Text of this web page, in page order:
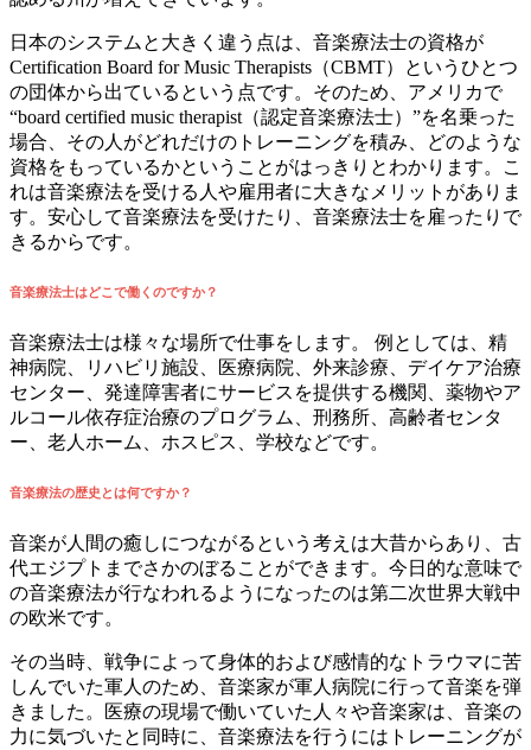
日本のシステムと大きく違う点は、音楽療法士の資格が
Certification Board for Music Therapists（CBMT）というひとつ
の団体から出ているという点です。そのため、アメリカで
“board certified music therapist（認定音楽療法士）”を名乗った
場合、その人がどれだけのトレーニングを積み、どのような
資格をもっているかということがはっきりとわかります。こ
れは音楽療法を受ける人や雇用者に大きなメリットがありま
す。安心して音楽療法を受けたり、音楽療法士を雇ったりで
きるからです。
音楽療法士はどこで働くのですか？
音楽療法士は様々な場所で仕事をします。 例としては、精
神病院、リハビリ施設、医療病院、外来診療、デイケア治療
センター、発達障害者にサービスを提供する機関、薬物やア
ルコール依存症治療のプログラム、刑務所、高齢者センタ
ー、老人ホーム、ホスピス、学校などです。
音楽療法の歴史とは何ですか？
音楽が人間の癒しにつながるという考えは大昔からあり、古
代エジプトまでさかのぼることができます。今日的な意味で
の音楽療法が行なわれるようになったのは第二次世界大戦中
の欧米です。
その当時、戦争によって身体的および感情的なトラウマに苦
しんでいた軍人のため、音楽家が軍人病院に行って音楽を弾
きました。医療の現場で働いていた人々や音楽家は、音楽の
力に気づいたと同時に、音楽療法を行うにはトレーニングが